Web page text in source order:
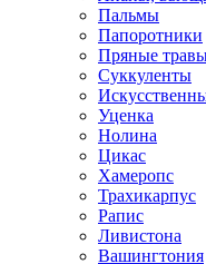
Пальмы
Папоротники
Пряные
Суккуленты
Уценка
Нолина
Цикас
Хамеропс
Трахикарпус
Рапис
Ливистона
Вашингтония